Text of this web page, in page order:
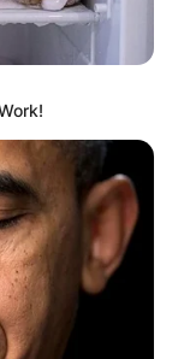
courses à son
redoutable.
a prouvé sa
place lors de
Quinté+,
de la
montré de la
son numéro
un défi. Si
elle